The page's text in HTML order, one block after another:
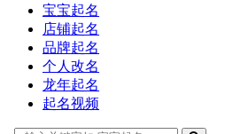
宝宝起名
店铺起名
品牌起名
个人改名
龙年起名
起名视频